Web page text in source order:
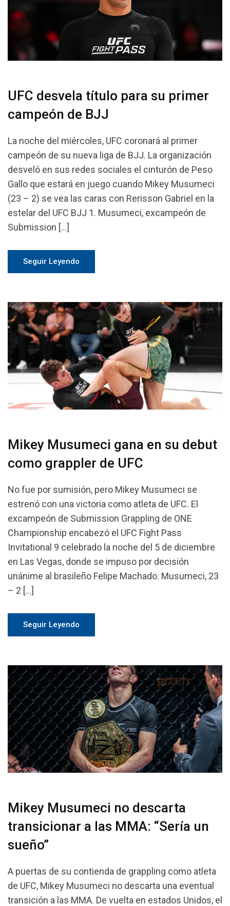
UFC desvela título para su primer
campeón de BJJ
La noche del miércoles, UFC coronará al primer
campeón de su nueva liga de BJJ. La organización
desveló en sus redes sociales el cinturón de Peso
Gallo que estará en juego cuando Mikey Musumeci
(23 – 2) se vea las caras con Rerisson Gabriel en la
estelar del UFC BJJ 1. Musumeci, excampeón de
Submission […]
Seguir Leyendo
Mikey Musumeci gana en su debut
como grappler de UFC
No fue por sumisión, pero Mikey Musumeci se
estrenó con una victoria como atleta de UFC. El
excampeón de Submission Grappling de ONE
Championship encabezó el UFC Fight Pass
Invitational 9 celebrado la noche del 5 de diciembre
en Las Vegas, donde se impuso por decisión
unánime al brasileño Felipe Machado. Musumeci, 23
– 2 […]
Seguir Leyendo
Mikey Musumeci no descarta
transicionar a las MMA: “Sería un
sueño”
A puertas de su contienda de grappling como atleta
de UFC, Mikey Musumeci no descarta una eventual
transición a las MMA. De vuelta en estados Unidos, el